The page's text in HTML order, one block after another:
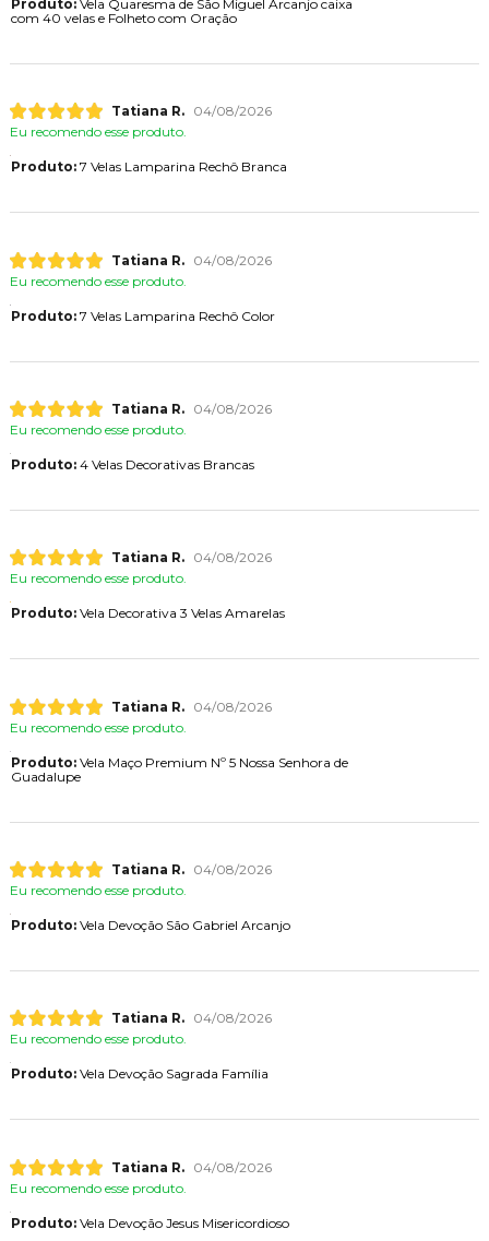
Produto:Vela Quaresma de São Miguel Arcanjo caixa
com 40 velas e Folheto com Oração
Tatiana R.
04/08/2026
Eu recomendo esse produto.
Produto:7 Velas Lamparina Rechô Branca
Tatiana R.
04/08/2026
Eu recomendo esse produto.
Produto:7 Velas Lamparina Rechô Color
Tatiana R.
04/08/2026
Eu recomendo esse produto.
Produto:4 Velas Decorativas Brancas
Tatiana R.
04/08/2026
Eu recomendo esse produto.
Produto:Vela Decorativa 3 Velas Amarelas
Tatiana R.
04/08/2026
Eu recomendo esse produto.
Produto:Vela Maço Premium Nº 5 Nossa Senhora de
Guadalupe
Tatiana R.
04/08/2026
Eu recomendo esse produto.
Produto:Vela Devoção São Gabriel Arcanjo
Tatiana R.
04/08/2026
Eu recomendo esse produto.
Produto:Vela Devoção Sagrada Família
Tatiana R.
04/08/2026
Eu recomendo esse produto.
Produto:Vela Devoção Jesus Misericordioso